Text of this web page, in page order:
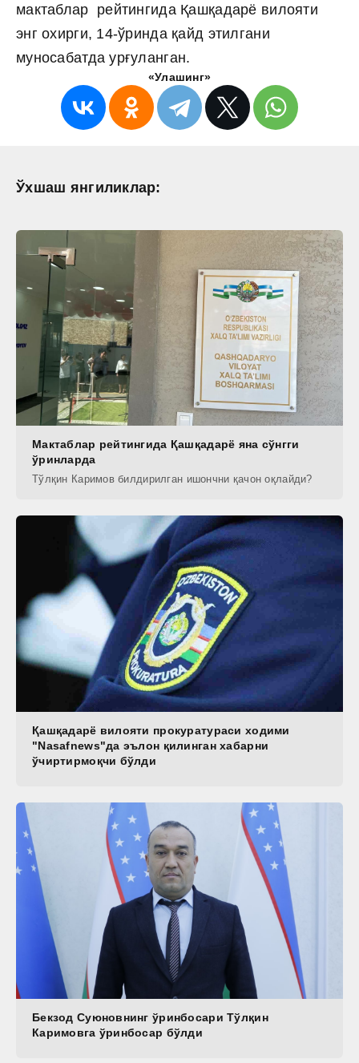
мактаблар рейтингида Қашқадарё вилояти
энг охирги, 14-ўринда қайд этилгани
муносабатда урғуланган.
«Улашинг»
Ўхшаш янгиликлар:
Мактаблар рейтингида Қашқадарё яна сўнгги
ўринларда
Тўлқин Каримов билдирилган ишончни қачон оқлайди?
Қашқадарё вилояти прокуратураси ходими
"Nasafnews"да эълон қилинган хабарни
ўчиртирмоқчи бўлди
Бекзод Суюновнинг ўринбосари Тўлқин
Каримовга ўринбосар бўлди